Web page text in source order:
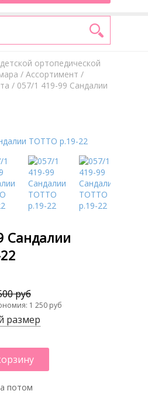
ортопедической
/ Aссортимент /
/ 057/1 419-99 Сандалии
Сандалии
руб
1 250 руб
размер
потом